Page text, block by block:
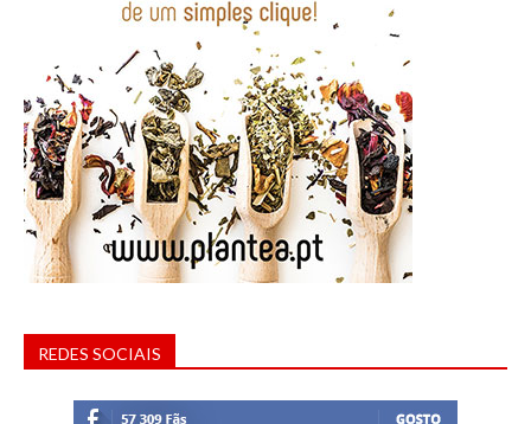
REDES SOCIAIS